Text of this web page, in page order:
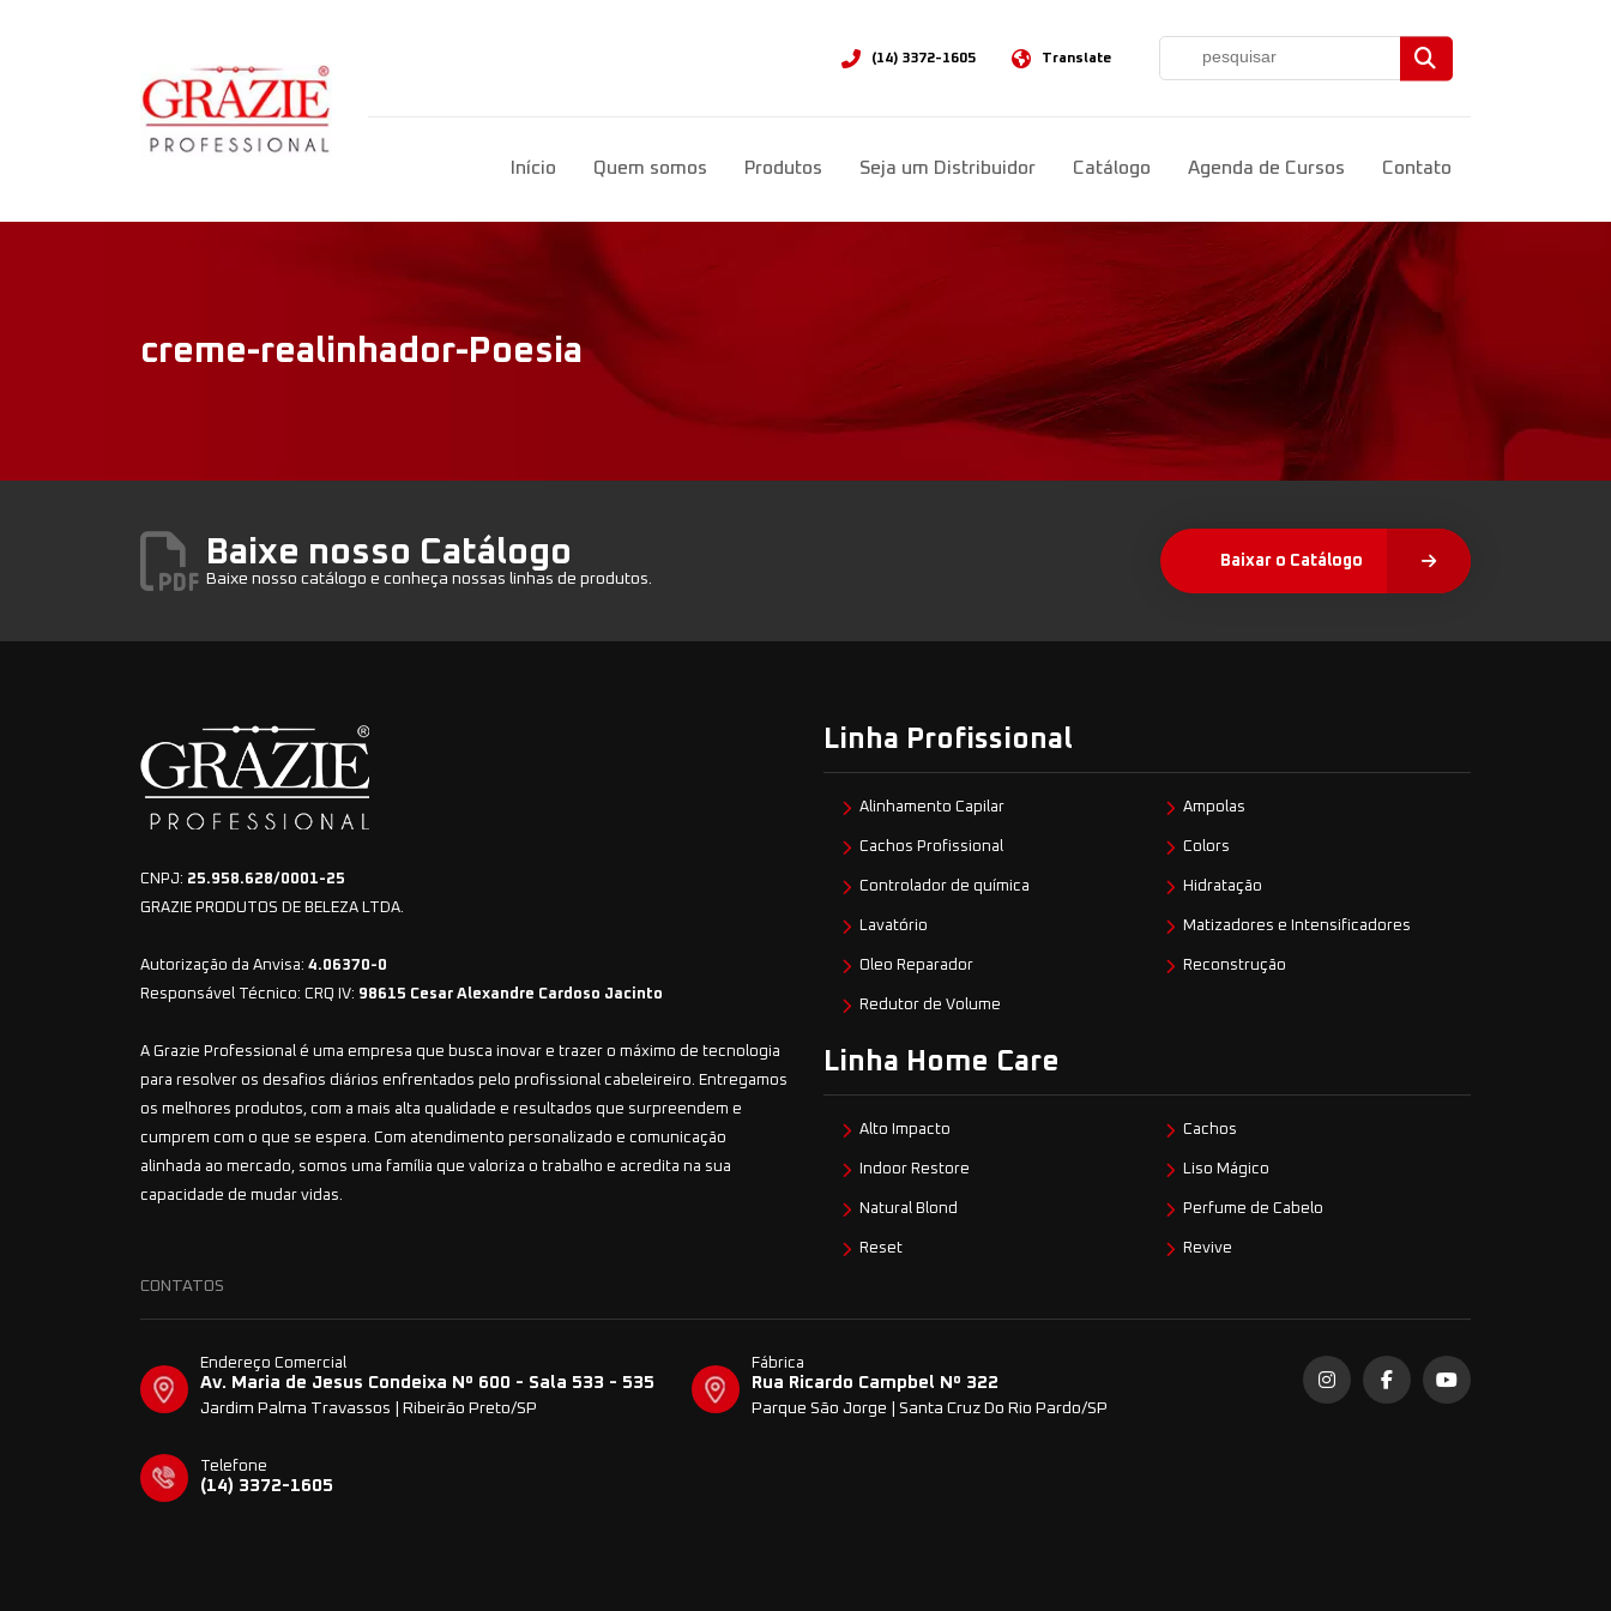
(14) 3372-1605 Translate
Select Language
Início Quem somos Produtos Seja um Distribuidor Catálogo Agenda de Cursos Contato
creme-realinhador-Poesia
Baixe nosso Catálogo
Baixe nosso catálogo e conheça nossas linhas de produtos.
Baixar o Catálogo
CNPJ: 25.958.628/0001-25
GRAZIE PRODUTOS DE BELEZA LTDA.
Autorização da Anvisa: 4.06370-0
Responsável Técnico: CRQ IV: 98615 Cesar Alexandre Cardoso Jacinto
A Grazie Professional é uma empresa que busca inovar e trazer o máximo de tecnologia
para resolver os desafios diários enfrentados pelo profissional cabeleireiro. Entregamos
os melhores produtos, com a mais alta qualidade e resultados que surpreendem e
cumprem com o que se espera. Com atendimento personalizado e comunicação
alinhada ao mercado, somos uma família que valoriza o trabalho e acredita na sua
capacidade de mudar vidas.
Linha Profissional
Alinhamento Capilar Ampolas
Cachos Profissional Colors
Controlador de química Hidratação
Lavatório Matizadores e Intensificadores
Oleo Reparador Reconstrução
Redutor de Volume
Linha Home Care
Alto Impacto Cachos
Indoor Restore Liso Mágico
Natural Blond Perfume de Cabelo
Reset Revive
CONTATOS
Endereço Comercial
Av. Maria de Jesus Condeixa Nº 600 - Sala 533 - 535
Jardim Palma Travassos | Ribeirão Preto/SP
Fábrica
Rua Ricardo Campbel Nº 322
Parque São Jorge | Santa Cruz Do Rio Pardo/SP
Telefone
(14) 3372-1605